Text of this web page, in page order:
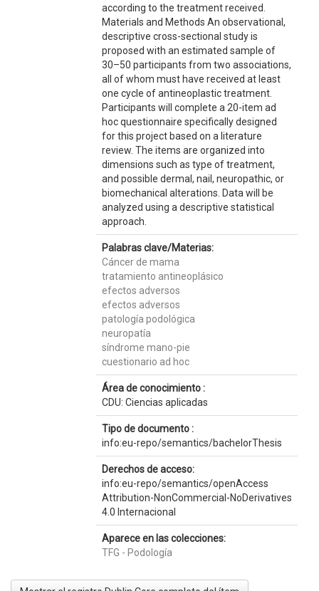
according to the treatment received.
Materials and Methods An observational,
descriptive cross-sectional study is
proposed with an estimated sample of
30–50 participants from two associations,
all of whom must have received at least
one cycle of antineoplastic treatment.
Participants will complete a 20-item ad
hoc questionnaire specifically designed
for this project based on a literature
review. The items are organized into
dimensions such as type of treatment,
and possible dermal, nail, neuropathic, or
biomechanical alterations. Data will be
analyzed using a descriptive statistical
approach.
Palabras clave/Materias:
Cáncer de mama
tratamiento antineoplásico
efectos adversos
efectos adversos
patología podológica
neuropatía
síndrome mano-pie
cuestionario ad hoc
Área de conocimiento :
CDU: Ciencias aplicadas
Tipo de documento :
info:eu-repo/semantics/bachelorThesis
Derechos de acceso:
info:eu-repo/semantics/openAccess
Attribution-NonCommercial-NoDerivatives
4.0 Internacional
Aparece en las colecciones:
TFG - Podología